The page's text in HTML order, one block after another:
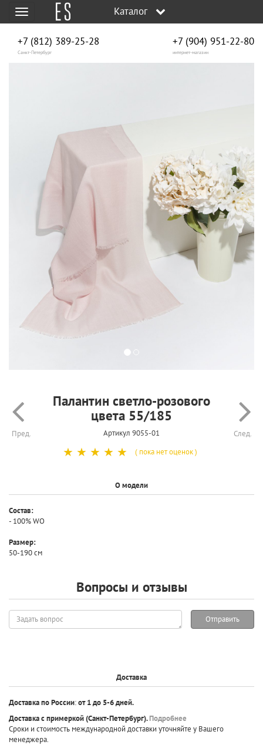
Меню Каталог
+7 (812) 389-25-28
Санкт-Петербург
+7 (904) 951‑22‑80
интернет-магазин
Пред.
Палантин светло-розового
цвета 55/185
Артикул 9055-01 След.
☆
☆
☆
☆
☆ ( пока нет оценок )
О модели
Состав:
- 100% WO
Размер:
50-190 см
Вопросы и отзывы
Задать
вопрос
Отправить
Доставка
Доставка по России:от 1 до 5-6 дней.
Доставка с примеркой(Санкт-Петербург).Подробнее
Сроки и стоимость международной доставки уточняйте у Вашего
менеджера.